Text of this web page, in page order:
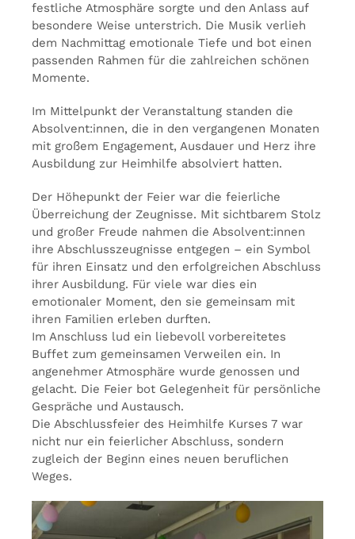
festliche Atmosphäre sorgte und den Anlass auf
besondere Weise unterstrich. Die Musik verlieh
dem Nachmittag emotionale Tiefe und bot einen
passenden Rahmen für die zahlreichen schönen
Momente.
Im Mittelpunkt der Veranstaltung standen die
Absolvent:innen, die in den vergangenen Monaten
mit großem Engagement, Ausdauer und Herz ihre
Ausbildung zur Heimhilfe absolviert hatten.
Der Höhepunkt der Feier war die feierliche
Überreichung der Zeugnisse. Mit sichtbarem Stolz
und großer Freude nahmen die Absolvent:innen
ihre Abschlusszeugnisse entgegen – ein Symbol
für ihren Einsatz und den erfolgreichen Abschluss
ihrer Ausbildung. Für viele war dies ein
emotionaler Moment, den sie gemeinsam mit
ihren Familien erleben durften.
Im Anschluss lud ein liebevoll vorbereitetes
Buffet zum gemeinsamen Verweilen ein. In
angenehmer Atmosphäre wurde genossen und
gelacht. Die Feier bot Gelegenheit für persönliche
Gespräche und Austausch.
Die Abschlussfeier des Heimhilfe Kurses 7 war
nicht nur ein feierlicher Abschluss, sondern
zugleich der Beginn eines neuen beruflichen
Weges.